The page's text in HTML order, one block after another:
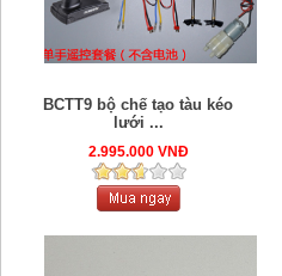
BCTT9 bộ chế tạo tàu kéo
lưới ...
2.995.000 VNĐ